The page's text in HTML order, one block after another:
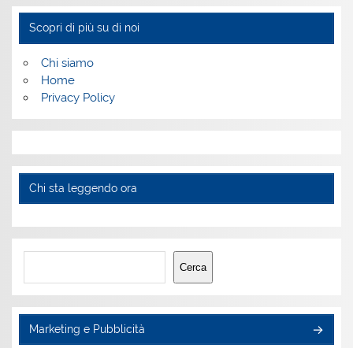
Scopri di più su di noi
Chi siamo
Home
Privacy Policy
Chi sta leggendo ora
Cerca
Cerca
Marketing e Pubblicità